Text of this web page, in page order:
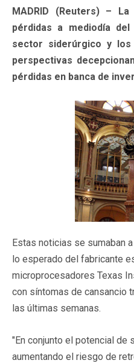
MADRID (Reuters) –
pérdidas a mediodía
sector siderúrgico y
perspectivas
pérdidas en banca de
Estas noticias se sumaban
lo esperado del fabricante
microprocesadores Texas
con síntomas de cansancio
las últimas semanas.
"En conjunto el potencial de
aumentando el riesgo de